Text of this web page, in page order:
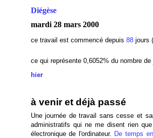
Diégèse
mardi 28 mars 2000
ce travail est commencé depuis 88 jours
ce qui représente 0,6052% du nombre
hier
à venir et déjà passé
Une journée de travail sans cesse et
administratifs qui ne me disent rien
électronique de l'ordinateur. De temps